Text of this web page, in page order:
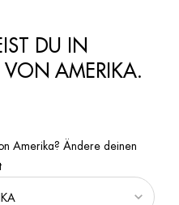
DU IN
VON AMERIKA.
Amerika? Ändere deinen